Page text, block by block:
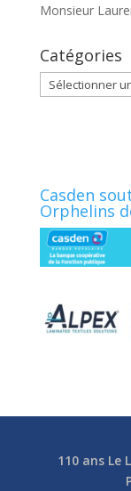
Monsieur
Catégories
Catégories
Casden
Orphelins
110 ans Le